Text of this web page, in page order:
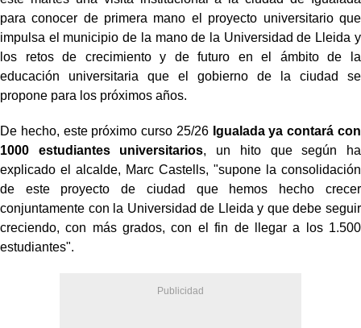
para conocer de primera mano el proyecto universitario que
impulsa el municipio de la mano de la Universidad de Lleida y
los retos de crecimiento y de futuro en el ámbito de la
educación universitaria que el gobierno de la ciudad se
propone para los próximos años.
De hecho, este próximo curso 25/26 Igualada ya contará con
1000 estudiantes universitarios, un hito que según ha
explicado el alcalde, Marc Castells, "supone la consolidación
de este proyecto de ciudad que hemos hecho crecer
conjuntamente con la Universidad de Lleida y que debe seguir
creciendo, con más grados, con el fin de llegar a los 1.500
estudiantes".